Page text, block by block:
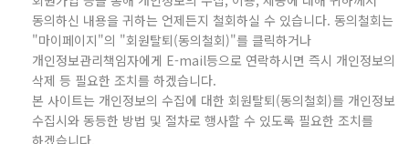
동의하신 내용을 귀하는 언제든지 철회하실 수 있습니다. 동의철회는
"마이페이지"의 "회원탈퇴(동의철회)"를 클릭하거나
개인정보관리책임자에게 E-mail등으로 연락하시면 즉시 개인정보의
삭제 등 필요한 조치를 하겠습니다.
본 사이트는 개인정보의 수집에 대한 회원탈퇴(동의철회)를 개인정보
수집시와 동등한 방법 및 절차로 행사할 수 있도록 필요한 조치를
하겠습니다.